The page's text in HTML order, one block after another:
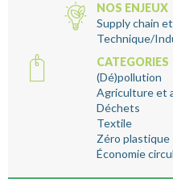
NOS ENJEUX
Supply chain
Technique/
CATEGORIES
(Dé)pollution
Agriculture et
Déchets
Textile
Zéro plastique
Économie